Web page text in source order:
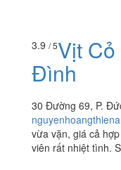
3.9 / 5Vịt
Đình
30 Đường 69, P.
vừa vặn, giá cả
viên rất nhiệt tình.